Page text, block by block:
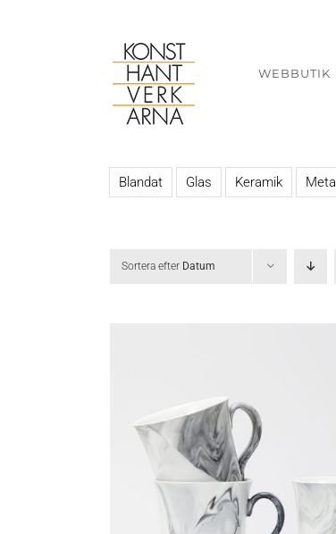
WEBBUTIK
Blandat Glas Keramik Metall
Sortera efter Datum